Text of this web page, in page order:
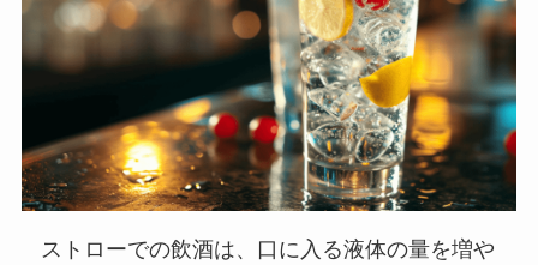
ストローでの飲酒は、口に入る液体の量を増や